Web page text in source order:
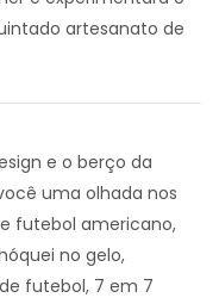
artesanato de
e o berço da
uma olhada nos
futebol americano,
no gelo,
futebol, 7 em 7